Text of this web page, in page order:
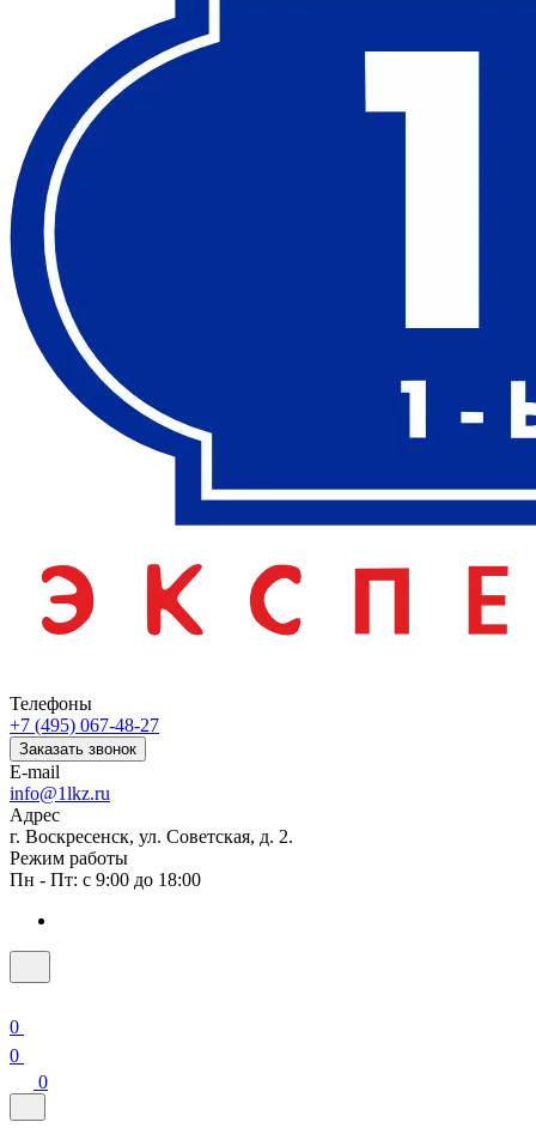
Телефоны
+7 (495) 067-48-27
Заказать звонок
E-mail
info@1lkz.ru
Адрес
г. Воскресенск, ул. Советская, д. 2.
Режим работы
Пн - Пт: с 9:00 до 18:00
0
0
0